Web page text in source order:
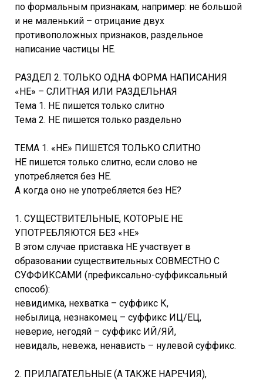
по формальным признакам, например: не большой
и не маленький – отрицание двух
противоположных признаков, раздельное
написание частицы НЕ.
РАЗДЕЛ 2. ТОЛЬКО ОДНА ФОРМА НАПИСАНИЯ
«НЕ» – СЛИТНАЯ ИЛИ РАЗДЕЛЬНАЯ
Тема 1. НЕ пишется только слитно
Тема 2. НЕ пишется только раздельно
ТЕМА 1. «НЕ» ПИШЕТСЯ ТОЛЬКО СЛИТНО
НЕ пишется только слитно, если слово не
употребляется без НЕ.
А когда оно не употребляется без НЕ?
1. СУЩЕСТВИТЕЛЬНЫЕ, КОТОРЫЕ НЕ
УПОТРЕБЛЯЮТСЯ БЕЗ «НЕ»
В этом случае приставка НЕ участвует в
образовании существительных СОВМЕСТНО С
СУФФИКСАМИ (префиксально-суффиксальный
способ):
невидимка, нехватка – суффикс К,
небылица, незнакомец – суффикс ИЦ/ЕЦ,
неверие, негодяй – суффикс ИЙ/ЯЙ,
невидаль, невежа, ненависть – нулевой суффикс.
2. ПРИЛАГАТЕЛЬНЫЕ (А ТАКЖЕ НАРЕЧИЯ),